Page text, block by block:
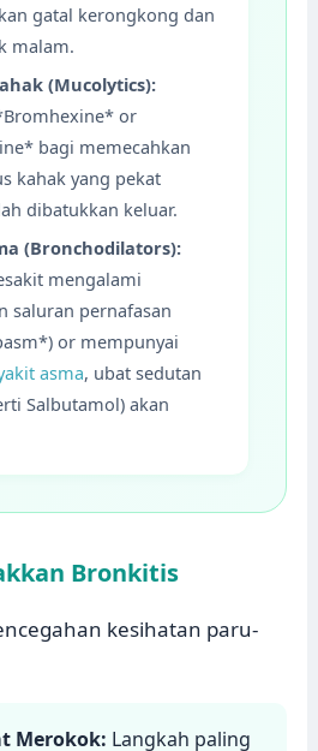
gatal kerongkong dan
malam.
(Mucolytics):
or
bagi memecahkan
kahak yang pekat
dibatukkan keluar.
(Bronchodilators):
mengalami
saluran pernafasan
or mempunyai
asma, ubat sedutan
Salbutamol) akan
Bronkitis
kesihatan paru-
Merokok: Langkah paling